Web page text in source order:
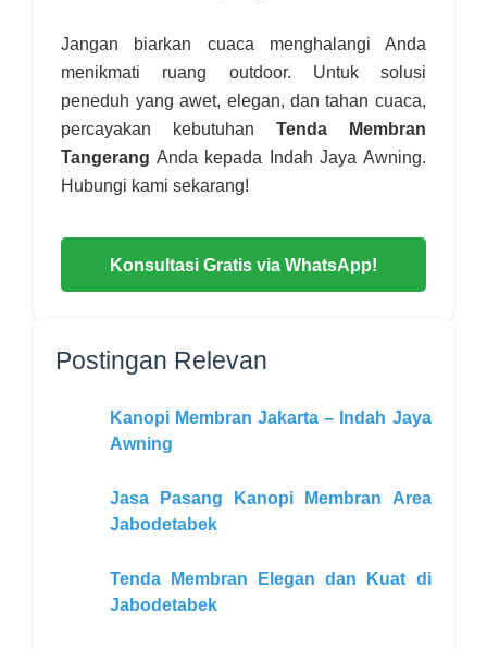
Jangan biarkan cuaca menghalangi Anda
menikmati ruang outdoor. Untuk solusi
peneduh yang awet, elegan, dan tahan cuaca,
percayakan kebutuhan Tenda Membran
Tangerang Anda kepada Indah Jaya Awning.
Hubungi kami sekarang!
Konsultasi Gratis via WhatsApp!
Postingan Relevan
Kanopi Membran Jakarta – Indah Jaya
Awning
Jasa Pasang Kanopi Membran Area
Jabodetabek
Tenda Membran Elegan dan Kuat di
Jabodetabek